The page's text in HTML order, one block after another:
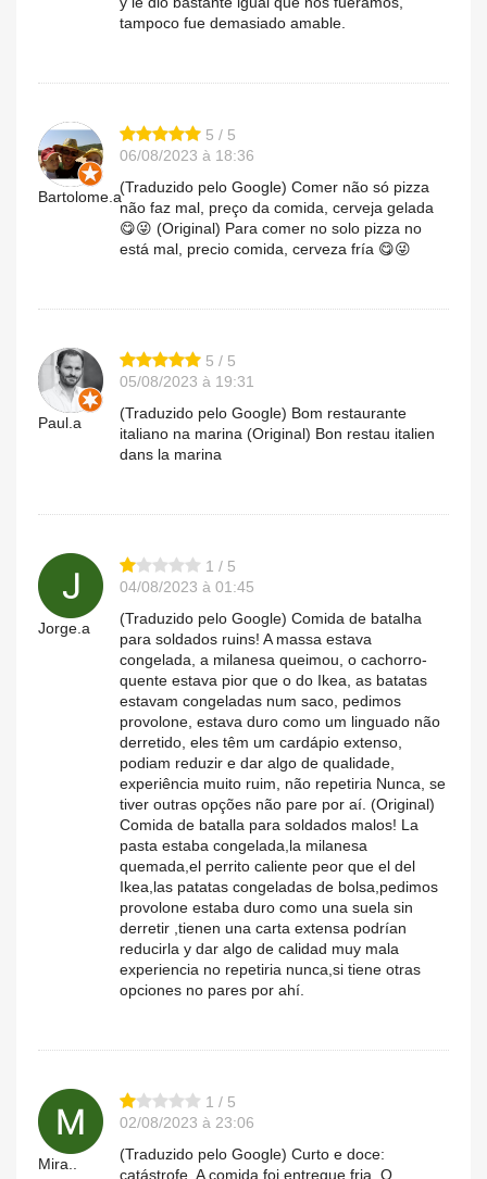
tampoco fue demasiado amable.
Bartolome.a
5 / 5
06/08/2023 à 18:36
(Traduzido pelo Google) Comer não só pizza
não faz mal, preço da comida, cerveja gelada
😋😜 (Original) Para comer no solo pizza no
está mal, precio comida, cerveza fría 😋😜
Paul.a
5 / 5
05/08/2023 à 19:31
(Traduzido pelo Google) Bom restaurante
italiano na marina (Original) Bon restau italien
dans la marina
Jorge.a
1 / 5
04/08/2023 à 01:45
(Traduzido pelo Google) Comida de batalha
para soldados ruins! A massa estava
congelada, a milanesa queimou, o cachorro-
quente estava pior que o do Ikea, as batatas
estavam congeladas num saco, pedimos
provolone, estava duro como um linguado não
derretido, eles têm um cardápio extenso,
podiam reduzir e dar algo de qualidade,
experiência muito ruim, não repetiria Nunca, se
tiver outras opções não pare por aí. (Original)
Comida de batalla para soldados malos! La
pasta estaba congelada,la milanesa
quemada,el perrito caliente peor que el del
Ikea,las patatas congeladas de bolsa,pedimos
provolone estaba duro como una suela sin
derretir ,tienen una carta extensa podrían
reducirla y dar algo de calidad muy mala
experiencia no repetiria nunca,si tiene otras
opciones no pares por ahí.
Mira..
1 / 5
02/08/2023 à 23:06
(Traduzido pelo Google) Curto e doce:
catástrofe. A comida foi entregue fria. O